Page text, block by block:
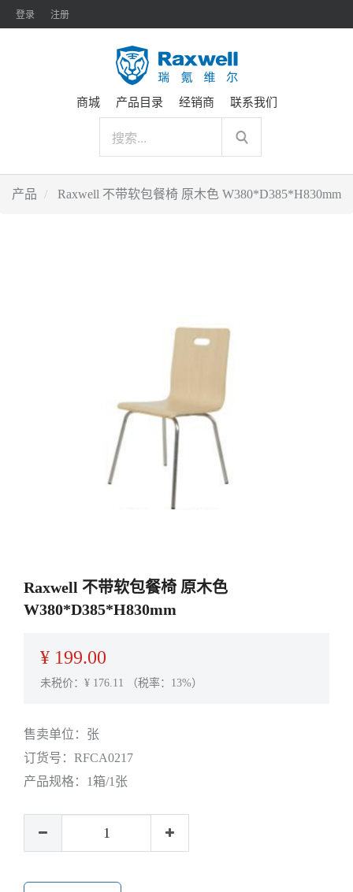
登录 注册
商城 产品目录 经销商 联系我们
产品 Raxwell 不带软包餐椅 原木色 W380*D385*H830mm
Raxwell 不带软包餐椅 原木色
W380*D385*H830mm
¥ 199.00
未税价：¥ 176.11 （税率：13%）
售卖单位： 张
订货号： RFCA0217
产品规格： 1箱/1张